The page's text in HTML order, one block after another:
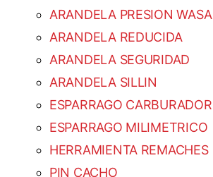
ARANDELA PRESION WASA
ARANDELA REDUCIDA
ARANDELA SEGURIDAD
ARANDELA SILLIN
ESPARRAGO CARBURADOR
ESPARRAGO MILIMETRICO
HERRAMIENTA REMACHES
PIN CACHO